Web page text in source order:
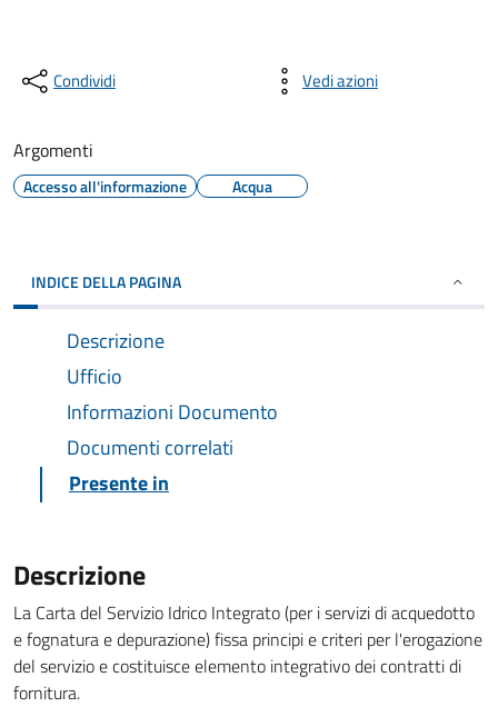
Condividi Vedi azioni
Argomenti
Accesso all'informazione Acqua
INDICE DELLA PAGINA
Descrizione
Ufficio
Informazioni Documento
Documenti correlati
Presente in
Descrizione
La Carta del Servizio Idrico Integrato (per i servizi di acquedotto
e fognatura e depurazione) fissa principi e criteri per l'erogazione
del servizio e costituisce elemento integrativo dei contratti di
fornitura.